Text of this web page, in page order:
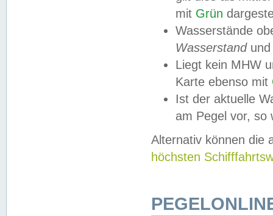
mit Grün
Wasserstände
Wasserstandund
Liegt kein MHW
Karte ebenso mit
Ist der aktuelle
am Pegel vor,
Alternativ können die
höchsten